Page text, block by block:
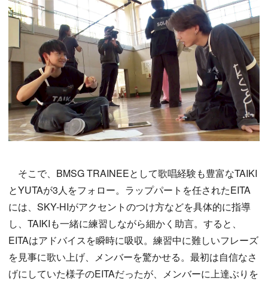
そこで、BMSG TRAINEEとして歌唱経験も豊富なTAIKI
とYUTAが3人をフォロー。ラップパートを任されたEITA
には、SKY-HIがアクセントのつけ方などを具体的に指導
し、TAIKIも一緒に練習しながら細かく助言。すると、
EITAはアドバイスを瞬時に吸収。練習中に難しいフレーズ
を見事に歌い上げ、メンバーを驚かせる。最初は自信なさ
げにしていた様子のEITAだったが、メンバーに上達ぶりを